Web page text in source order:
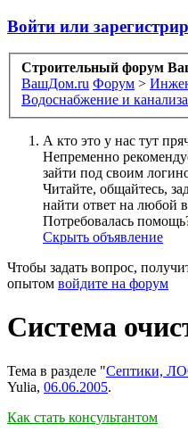
Войти или
Строительный форум
ВашДом.ru Форум >
Водоснабжение и
А кто это у нас тут
Непременно
зайти под своим
Читайте, общайтесь,
найти ответ на любой
Потребовалась
Скрыть объявление
Чтобы задать вопрос,
опытом войдите на форум
Система
Тема в разделе "Септики,
Yulia, 06.06.2005.
Как стать консультантом